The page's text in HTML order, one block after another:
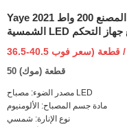
Yaye 2021 حار بيع سعر المصنع 200 واط IP66 في الهواء الطلق
الشمسية LED الفيضانات حديقة مصباح الحديقة مع جهاز التحكم
50 قطعة (موك)
مصدر الضوء: مصباح LED
مادة جسم المصباح: الألومنيوم
نوع الإنارة: شمسي